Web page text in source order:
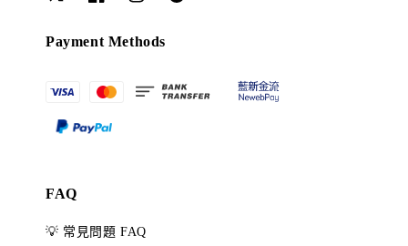
Payment Methods
FAQ
💡 常見問題 FAQ